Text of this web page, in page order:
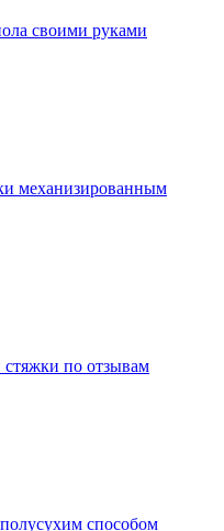
своими руками
механизированным
по отзывам
способом